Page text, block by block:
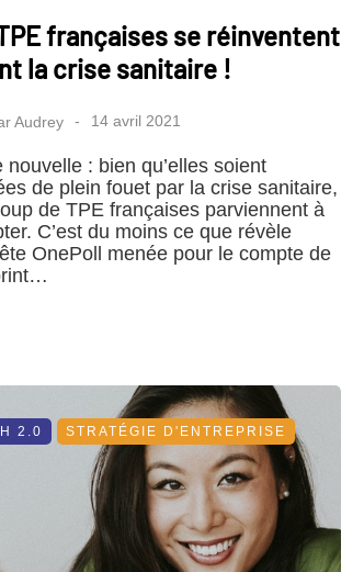
françaises se réinventent
la crise sanitaire !
Audrey 14 avril 2021
nouvelle : bien qu’elles soient
de plein fouet par la crise sanitaire,
de TPE françaises parviennent à
C’est du moins ce que révèle
OnePoll menée pour le compte de
2.0 STRATÉGIE D'ENTREPRISE